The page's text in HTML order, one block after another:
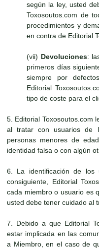
según la ley, usted
Toxosoutos.com de
procedimientos y
en contra de Editorial
(vii) Devoluciones:
primeros días
siempre por
Editorial
tipo de coste para el
5. Editorial Toxosoutos.com
al tratar con usuarios de
personas menores de
identidad falsa o con algún
6. La identificación de los
consiguiente, Editorial
cada miembro o usuario es
usted debe tener cuidado al
7. Debido a que Editorial
estar implicada en las
a Miembro, en el caso de